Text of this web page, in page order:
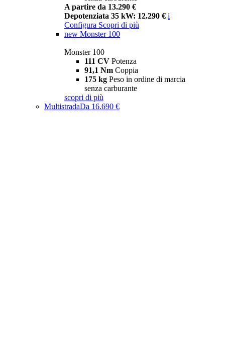
A partire da 13.290 €
Depotenziata 35 kW: 12.290 € i
Configura Scopri di più
new Monster 100
Monster 100
111 CV Potenza
91,1 Nm Coppia
175 kg Peso in ordine di marcia
senza carburante
scopri di più
MultistradaDa 16.690 €